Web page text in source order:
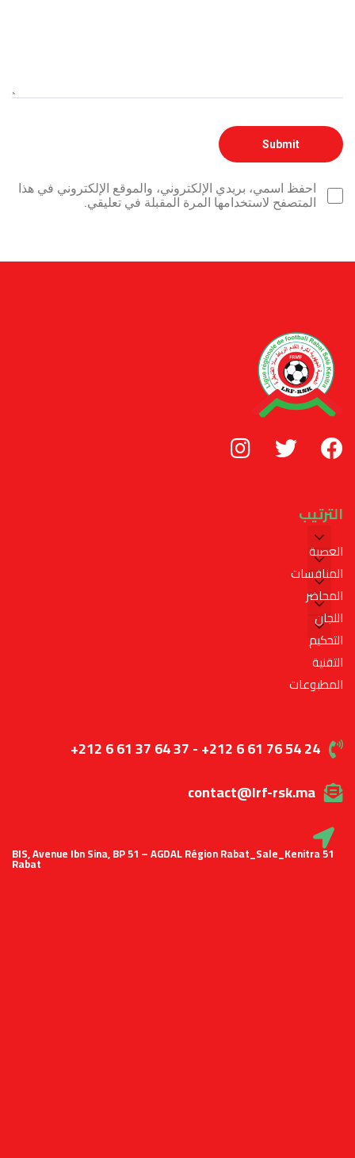
احفظ اسمي، بريدي الإلكتروني، والموقع الإلكتروني في هذا
المتصفح لاستخدامها المرة المقبلة في تعليقي.
الترتيب
العصبة
المنافسات
المحاضر
اللجان
التحكيم
التقنية
المطبوعات
+212 6 61 37 64 37 - +212 6 61 76 54 24
contact@lrf-rsk.ma
51 BIS, Avenue Ibn Sina, BP 51 – AGDAL Région Rabat_Sale_Kenitra
Rabat